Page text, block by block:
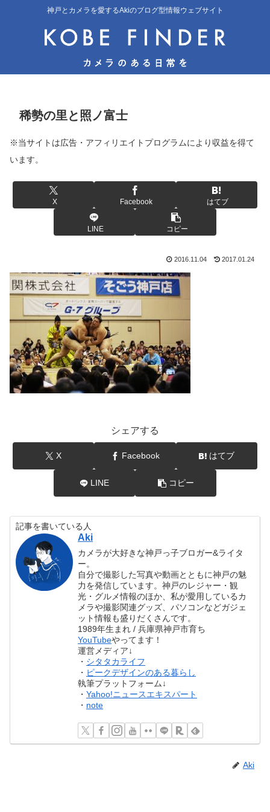
神戸とカメラを愛するAkiのブログ型情報ウェブサイト
稀勢の里と照ノ富士
※当サイトは広告・アフィリエイトプログラムにより収益を得て
います。
X Facebook はてブ
LINE コピー
2016.11.04 2017.01.24
シェアする
X Facebook はてブ
LINE コピー
記事を書いている人
Aki
カメラが大好きな神戸っ子ブロガー&ライタ
ー。
自分で撮影した写真や動画とともに神戸の魅
力を発信しています。神戸のレジャー・観
光・グルメ情報のほか、私が愛用しているカ
メラや撮影関連グッズ、パソコンなどガジェ
ット情報も盛りだくさんです。
1989年生まれ / 兵庫県神戸市育ち
YouTubeやってます！
運営メディア↓
・ シタタカライフ
・ ピークデザインのある暮らし
執筆プラットフォーム↓
・Yahoo!ニュースエキスパート
・ note
Aki